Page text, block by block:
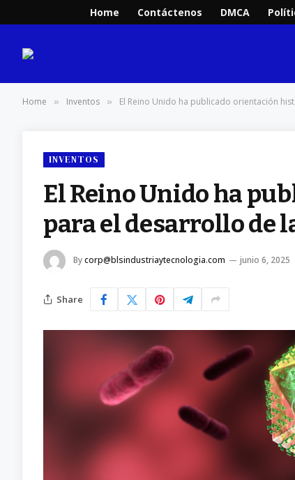
Home Contáctenos DMCA
Home » Inventos » El Reino Unido ha publicado orientación
INVENTOS
El Reino Unido ha
para el desarrollo de
Bycorp@blsindustriaytecnologia.com junio 6, 2025
Share